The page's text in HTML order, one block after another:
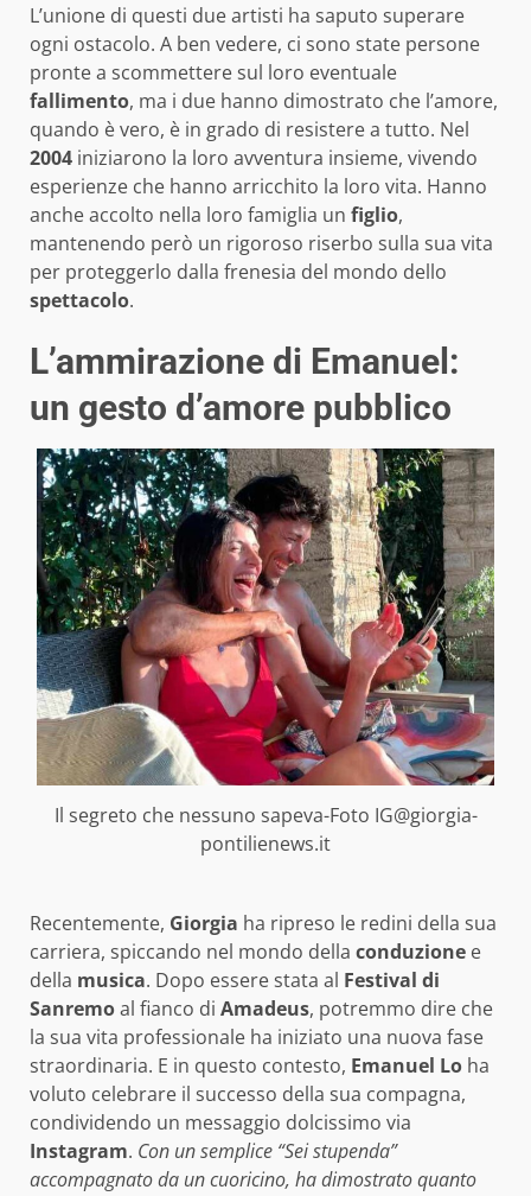
L’unione di questi due artisti ha saputo superare
ogni ostacolo. A ben vedere, ci sono state persone
pronte a scommettere sul loro eventuale
fallimento, ma i due hanno dimostrato che l’amore,
quando è vero, è in grado di resistere a tutto. Nel
2004 iniziarono la loro avventura insieme, vivendo
esperienze che hanno arricchito la loro vita. Hanno
anche accolto nella loro famiglia un figlio,
mantenendo però un rigoroso riserbo sulla sua vita
per proteggerlo dalla frenesia del mondo dello
spettacolo.
L’ammirazione di Emanuel:
un gesto d’amore pubblico
Il segreto che nessuno sapeva-Foto IG@giorgia-
pontilienews.it
Recentemente, Giorgia ha ripreso le redini della sua
carriera, spiccando nel mondo della conduzione e
della musica. Dopo essere stata al Festival di
Sanremoal fianco di Amadeus, potremmo dire che
la sua vita professionale ha iniziato una nuova fase
straordinaria. E in questo contesto, Emanuel Lo ha
voluto celebrare il successo della sua compagna,
condividendo un messaggio dolcissimo via
Instagram. Con un semplice “Sei stupenda”
accompagnato da un cuoricino, ha dimostrato quanto